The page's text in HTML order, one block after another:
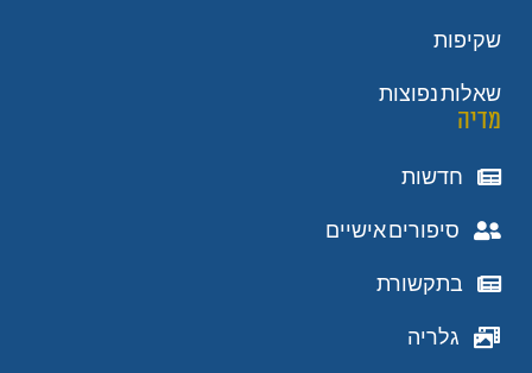
שקיפות
שאלות נפוצות
מדיה
חדשות
סיפורים אישיים
בתקשורת
גלריה